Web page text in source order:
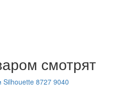
смотрят
8727 9040